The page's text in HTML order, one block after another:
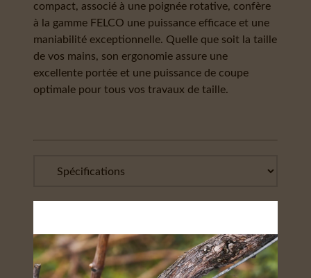
compact, associé à une poignée rotative, confère
à la gamme FELCO une puissance efficace et une
maniabilité exceptionnelle. Quelle que soit la taille
de vos mains, son ergonomie assure une
excellente portée et une puissance de coupe
optimale pour tous vos travaux de taille.